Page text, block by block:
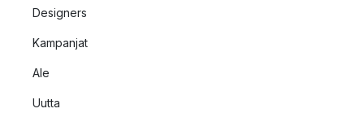
Designers
Kampanjat
Ale
Uutta